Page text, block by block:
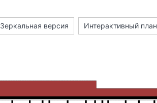
Зеркальная версия Интерактивный план